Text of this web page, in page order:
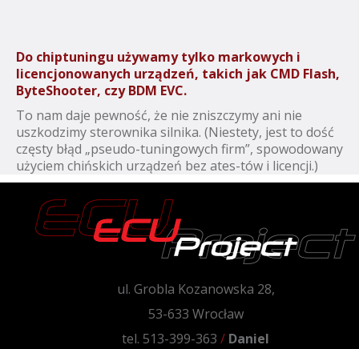
Do chiptuningu używamy tylko markowych i
licencjonowanych urządzeń, takich jak CMD Flash,
ByteShooter, czy BDM EVC.
To nam daje pewność, że nie zniszczymy ani nie
uszkodzimy sterownika silnika. (Niestety, jest to dość
częsty błąd „pseudo-tuningowych firm”, spowodowany
użyciem chińskich urządzeń bez ates-tów i licencji.)
ul. Grobla Kozanowska 28,
53-633 Wrocław
tel. 513-399-363 / Daniel